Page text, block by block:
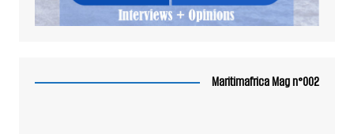
Maritimafrica Mag n°002